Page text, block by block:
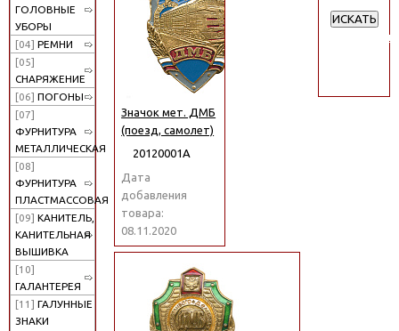
ГОЛОВНЫЕ
УБОРЫ
[04] РЕМНИ
[05]
СНАРЯЖЕНИЕ
[06] ПОГОНЫ
[07]
ФУРНИТУРА
МЕТАЛЛИЧЕСКАЯ
[08]
ФУРНИТУРА
ПЛАСТМАССОВАЯ
[09] КАНИТЕЛЬ,
КАНИТЕЛЬНАЯ
ВЫШИВКА
[10]
ГАЛАНТЕРЕЯ
[11] ГАЛУННЫЕ
ЗНАКИ
Значок мет. ДМБ
(поезд, самолет)
20120001А
Дата
добавления
товара:
08.11.2020
ИСКАТЬ